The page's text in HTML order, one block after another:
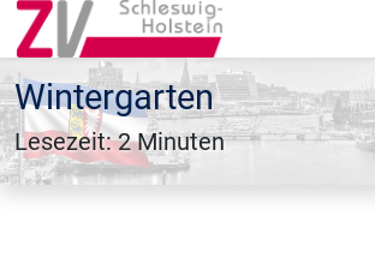
Wintergarten
Lesezeit: 2 Minuten